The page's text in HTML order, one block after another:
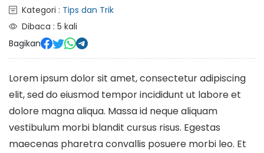
Kategori : Tips dan Trik
Dibaca : 5 kali
Bagikan
Lorem ipsum dolor sit amet, consectetur adipiscing
elit, sed do eiusmod tempor incididunt ut labore et
dolore magna aliqua. Massa id neque aliquam
vestibulum morbi blandit cursus risus. Egestas
maecenas pharetra convallis posuere morbi leo. Et